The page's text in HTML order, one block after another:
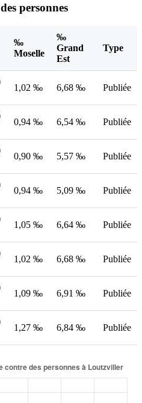
personnes
‰
Moselle
‰
Grand
Est
Type
1,02 ‰ 6,68 ‰ Publiée
0,94 ‰ 6,54 ‰ Publiée
0,90 ‰ 5,57 ‰ Publiée
0,94 ‰ 5,09 ‰ Publiée
1,05 ‰ 6,64 ‰ Publiée
1,02 ‰ 6,68 ‰ Publiée
1,09 ‰ 6,91 ‰ Publiée
1,27 ‰ 6,84 ‰ Publiée